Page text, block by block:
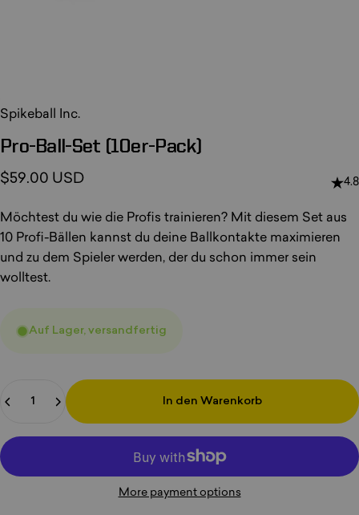
Spikeball Inc.
Pro-Ball-Set (10er-Pack)
$59.00 USD 4.8
Möchtest du wie die Profis trainieren? Mit diesem Set aus
10 Profi-Bällen kannst du deine Ballkontakte maximieren
und zu dem Spieler werden, der du schon immer sein
wolltest.
Auf Lager, versandfertig
In den Warenkorb
More payment options